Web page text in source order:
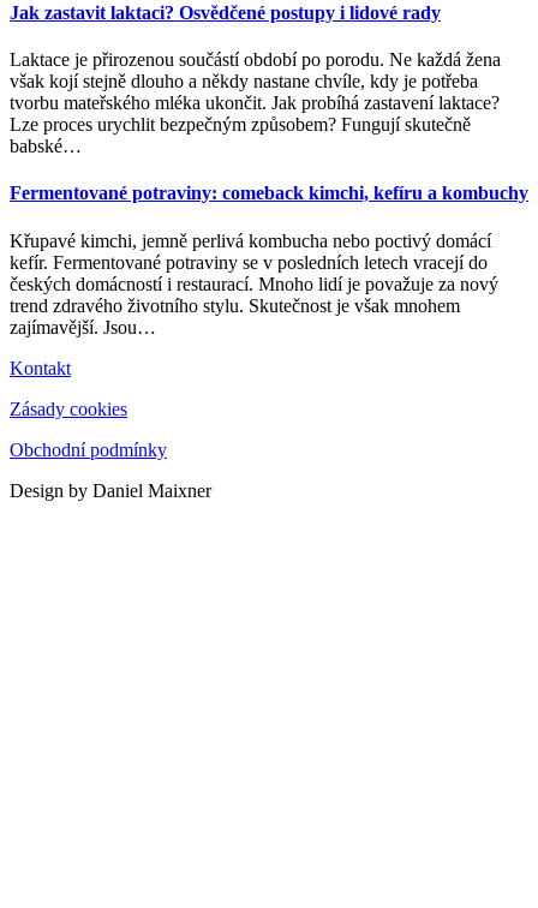
Jak zastavit laktaci? Osvědčené postupy i lidové rady
Laktace je přirozenou součástí období po porodu. Ne každá žena
však kojí stejně dlouho a někdy nastane chvíle, kdy je potřeba
tvorbu mateřského mléka ukončit. Jak probíhá zastavení laktace?
Lze proces urychlit bezpečným způsobem? Fungují skutečně
babské…
Fermentované potraviny: comeback kimchi, kefíru a kombuchy
Křupavé kimchi, jemně perlivá kombucha nebo poctivý domácí
kefír. Fermentované potraviny se v posledních letech vracejí do
českých domácností i restaurací. Mnoho lidí je považuje za nový
trend zdravého životního stylu. Skutečnost je však mnohem
zajímavější. Jsou…
Kontakt
Zásady cookies
Obchodní podmínky
Design by Daniel Maixner